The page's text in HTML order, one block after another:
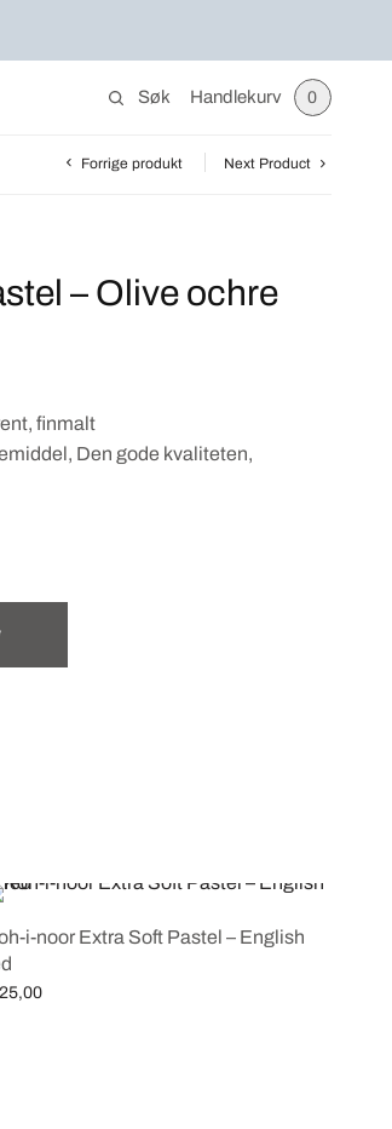
Søk Handlekurv 0
Forrige produkt Next Product
– Olive ochre
finmalt
Den gode kvaliteten,
i-noor Extra Soft Pastel – English
25,00